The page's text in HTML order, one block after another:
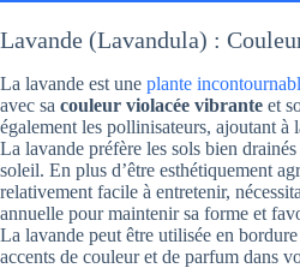
Lavande (Lavandula) :
La lavande est une plante
avec sa couleur violacée vibrante et
également les pollinisateurs, ajoutant à
La lavande préfère les sols bien
soleil. En plus d’être esthétiquement
relativement facile à entretenir,
annuelle pour maintenir sa forme et
La lavande peut être utilisée en
accents de couleur et de parfum dans